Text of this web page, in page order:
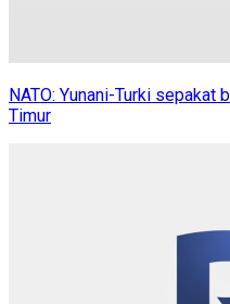
NATO: Yunani-Turki
Timur